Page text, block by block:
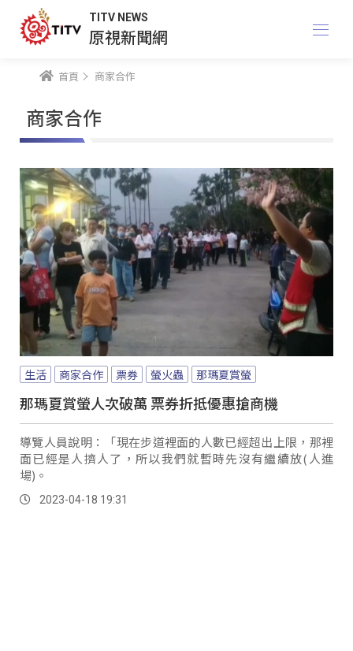
TITV NEWS
原視新聞網
首頁 商家合作
商家合作
生活 商家合作 票券 螢火蟲 那瑪夏賞螢
那瑪夏賞螢人次破萬 票券折抵優惠搶商機
導覽人員說明：「現在步道裡面的人數已經超出上限，那裡
面已經是人擠人了，所以我們就暫時先沒有繼續放(人進
場)。
2023-04-18 19:31